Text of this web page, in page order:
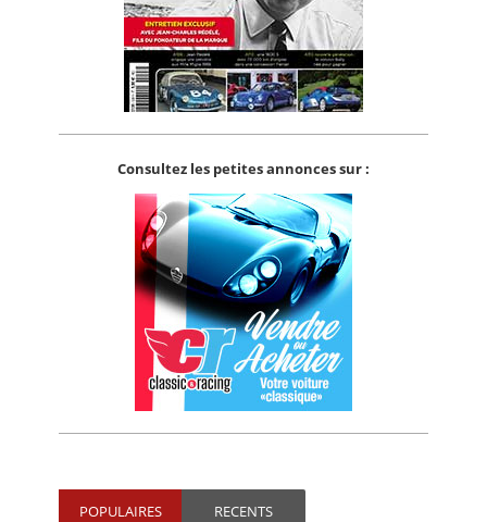
Consultez les petites annonces sur :
POPULAIRES RECENTS